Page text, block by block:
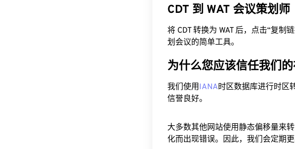
CDT 到 WAT 会议策划师
将 CDT 转换为 WAT 后，点击“复
划会议的简单工具。
为什么您应该信任我们的
我们使用IANA时区数据库进行时区
信誉良好。
大多数其他网站使用静态偏移量来
化而出现错误。因此，我们会定期